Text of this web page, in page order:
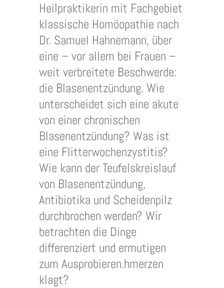
Heilpraktikerin mit Fachgebiet
klassische Homöopathie nach
Dr. Samuel Hahnemann, über
eine – vor allem bei Frauen –
weit verbreitete Beschwerde:
die Blasenentzündung. Wie
unterscheidet sich eine akute
von einer chronischen
Blasenentzündung? Was ist
eine Flitterwochenzystitis?
Wie kann der Teufelskreislauf
von Blasenentzündung,
Antibiotika und Scheidenpilz
durchbrochen werden? Wir
betrachten die Dinge
differenziert und ermutigen
zum Ausprobieren.hmerzen
klagt?